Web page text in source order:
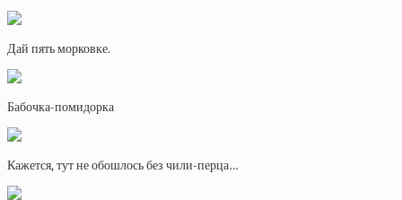
Дай пять морковке.
Бабочка-помидорка
Кажется, тут не обошлось без чили-перца…